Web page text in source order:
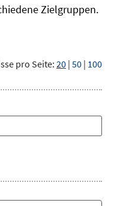
Zielgruppen.
pro Seite:20 | 50 | 100